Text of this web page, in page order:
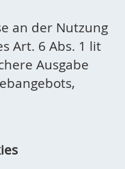
an der Nutzung
Art. 6 Abs. 1 lit
Ausgabe